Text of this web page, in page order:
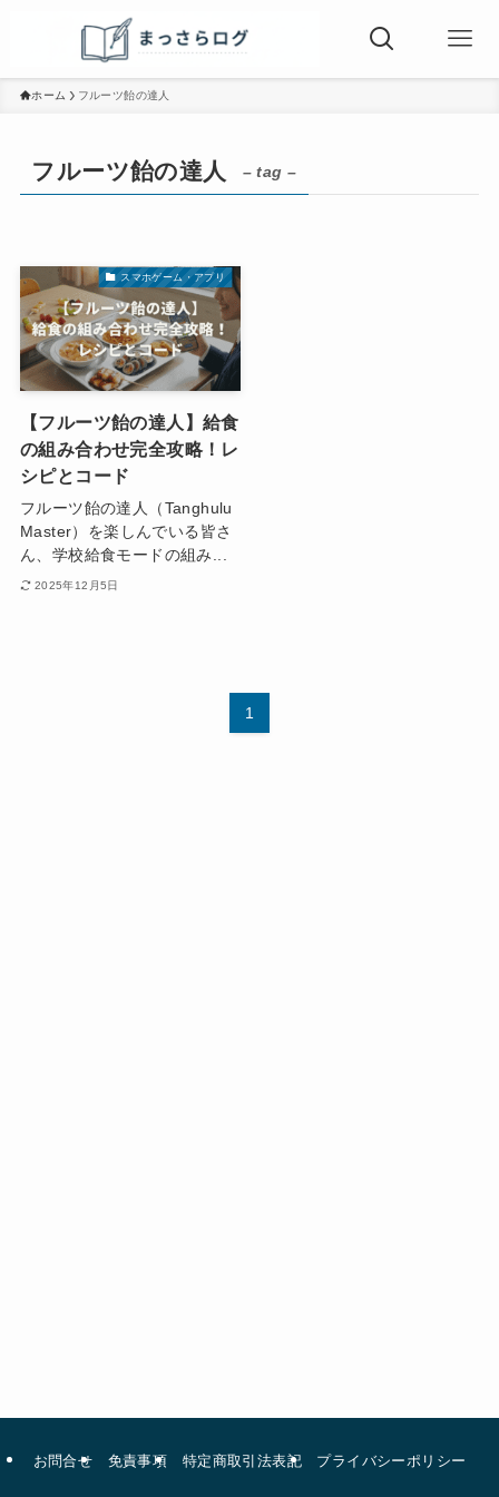
ホーム フルーツ飴の達人
フルーツ飴の達人 – tag –
スマホゲーム・アプリ
【フルーツ飴の達人】給食
の組み合わせ完全攻略！レ
シピとコード
フルーツ飴の達人（Tanghulu
Master）を楽しんでいる皆さ
ん、学校給食モードの組み...
2025年12月5日
1
お問合せ 免責事項 特定商取引法表記 プライバシーポリシー